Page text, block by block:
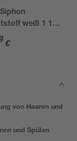
weiß 1 1/2'
mm
€
von Haaren und
und Spülen